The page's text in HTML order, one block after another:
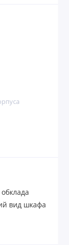
вид шкафа